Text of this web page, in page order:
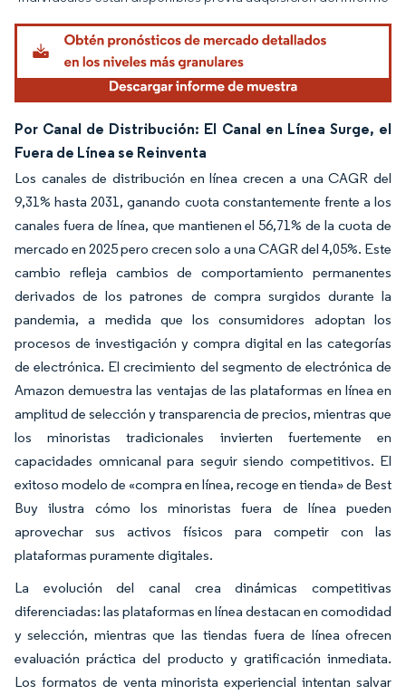
Por Canal de Distribución: El Canal en Línea Surge, el
Fuera de Línea se Reinventa
Los canales de distribución en línea crecen a una CAGR del
9,31% hasta 2031, ganando cuota constantemente frente a los
canales fuera de línea, que mantienen el 56,71% de la cuota de
mercado en 2025 pero crecen solo a una CAGR del 4,05%. Este
cambio refleja cambios de comportamiento permanentes
derivados de los patrones de compra surgidos durante la
pandemia, a medida que los consumidores adoptan los
procesos de investigación y compra digital en las categorías
de electrónica. El crecimiento del segmento de electrónica de
Amazon demuestra las ventajas de las plataformas en línea en
amplitud de selección y transparencia de precios, mientras que
los minoristas tradicionales invierten fuertemente en
capacidades omnicanal para seguir siendo competitivos. El
exitoso modelo de «compra en línea, recoge en tienda» de Best
Buy ilustra cómo los minoristas fuera de línea pueden
aprovechar sus activos físicos para competir con las
plataformas puramente digitales.
La evolución del canal crea dinámicas competitivas
diferenciadas: las plataformas en línea destacan en comodidad
y selección, mientras que las tiendas fuera de línea ofrecen
evaluación práctica del producto y gratificación inmediata.
Los formatos de venta minorista experiencial intentan salvar